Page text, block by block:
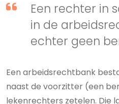
Een rechter in
in de
echter geen
Een arbeidsrechtbank
naast de voorzitter (een
lekenrechters zetelen. Die